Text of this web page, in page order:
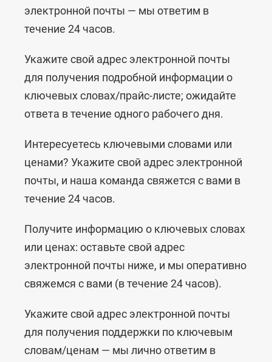
электронной почты — мы ответим в
течение 24 часов.
Укажите свой адрес электронной почты
для получения подробной информации о
ключевых словах/прайс-листе; ожидайте
ответа в течение одного рабочего дня.
Интересуетесь ключевыми словами или
ценами? Укажите свой адрес электронной
почты, и наша команда свяжется с вами в
течение 24 часов.
Получите информацию о ключевых словах
или ценах: оставьте свой адрес
электронной почты ниже, и мы оперативно
свяжемся с вами (в течение 24 часов).
Укажите свой адрес электронной почты
для получения поддержки по ключевым
словам/ценам — мы лично ответим в